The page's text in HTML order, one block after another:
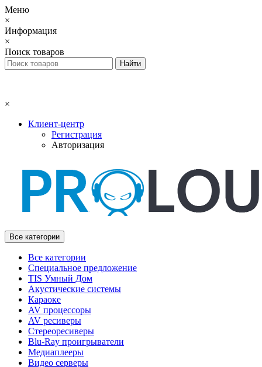
Меню
×
Информация
×
Поиск товаров
×
Клиент-центр
Регистрация
Авторизация
Все категории
Все категории
Специальное предложение
TIS Умный Дом
Акустические системы
Караоке
AV процессоры
AV ресиверы
Стереоресиверы
Blu-Ray проигрыватели
Медиаплееры
Видео серверы